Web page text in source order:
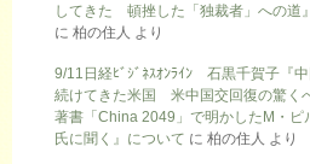
してきた 頓挫した「独裁者」への道
に 柏の住人 より
9/11日経ﾋﾞｼﾞﾈｽｵﾝﾗｲﾝ 石黒千賀子『
続けてきた米国 米中国交回復の驚く
著書「China 2049」で明かしたM・ピ
氏に聞く』について に 柏の住人 より